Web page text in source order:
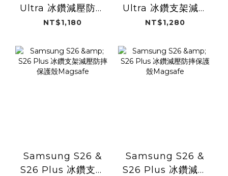
Ultra 冰鑽減壓防摔
保護殼Magsafe
NT$1,180
Ultra 冰鑽支架減壓
防摔保護殼
NT$1,280
Samsung S26 &
S26 Plus 冰鑽支架
Samsung S26 &
S26 Plus 冰鑽減壓